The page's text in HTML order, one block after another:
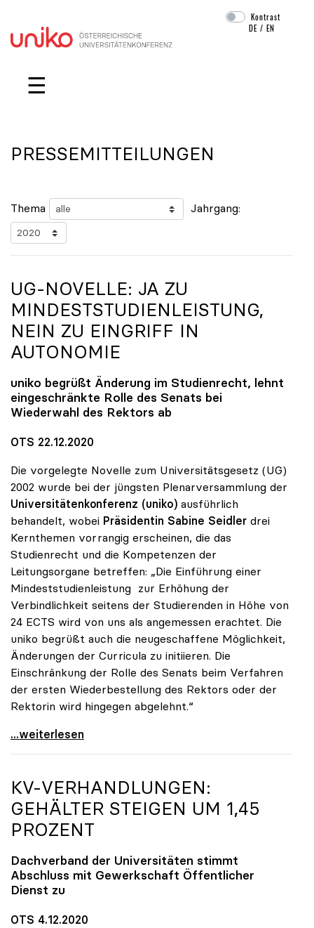
Navigation überspringen
Kontrast
DE /EN
☰
PRESSEMITTEILUNGEN
Thema Jahrgang:
UG-NOVELLE: JA ZU
MINDESTSTUDIENLEISTUNG,
NEIN ZU EINGRIFF IN
AUTONOMIE
uniko begrüßt Änderung im Studienrecht, lehnt
eingeschränkte Rolle des Senats bei
Wiederwahl des Rektors ab
OTS 22.12.2020
Die vorgelegte Novelle zum Universitätsgesetz (UG)
2002 wurde bei der jüngsten Plenarversammlung der
Universitätenkonferenz (uniko) ausführlich
behandelt, wobei Präsidentin Sabine Seidler drei
Kernthemen vorrangig erscheinen, die das
Studienrecht und die Kompetenzen der
Leitungsorgane betreffen: „Die Einführung einer
Mindeststudienleistung zur Erhöhung der
Verbindlichkeit seitens der Studierenden in Höhe von
24 ECTS wird von uns als angemessen erachtet. Die
uniko begrüßt auch die neugeschaffene Möglichkeit,
Änderungen der Curricula zu initiieren. Die
Einschränkung der Rolle des Senats beim Verfahren
der ersten Wiederbestellung des Rektors oder der
Rektorin wird hingegen abgelehnt.“
UG-Novelle: Ja zu Mindeststudienleistung, nein zu
...weiterlesen
KV-VERHANDLUNGEN:
GEHÄLTER STEIGEN UM 1,45
PROZENT
Dachverband der Universitäten stimmt
Abschluss mit Gewerkschaft Öffentlicher
Dienst zu
OTS 4.12.2020